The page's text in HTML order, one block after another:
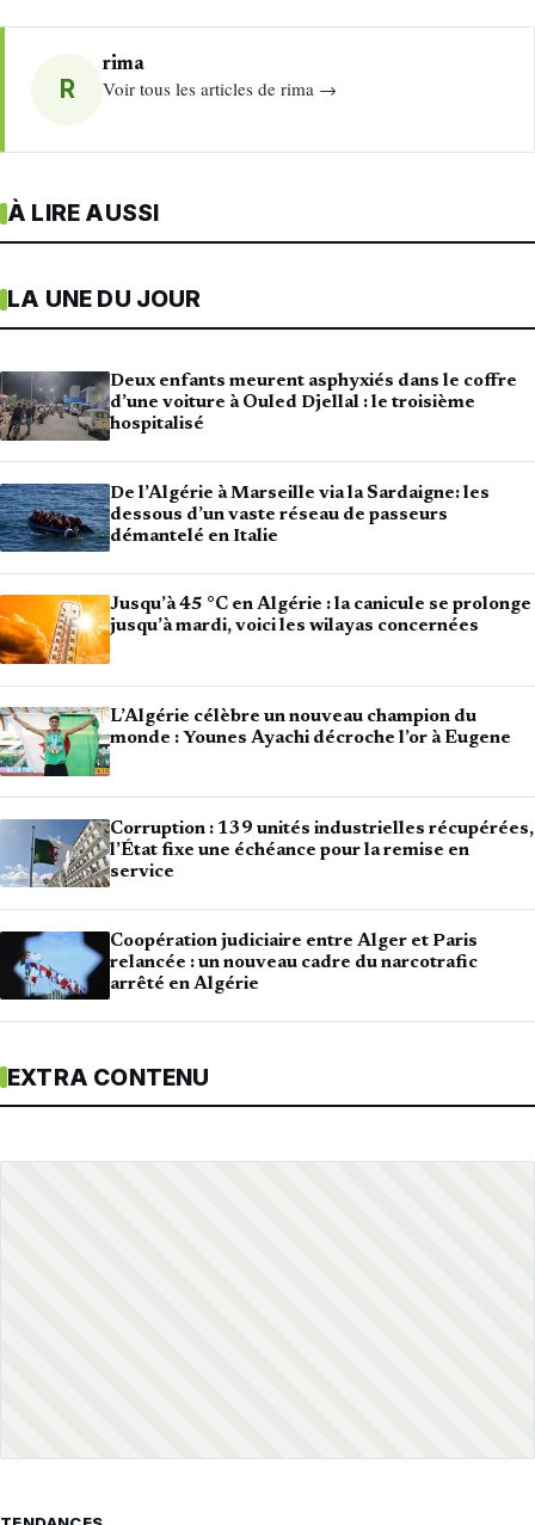
R
rima
Voir tous les articles de rima →
À LIRE AUSSI
LA UNE DU JOUR
Deux enfants meurent asphyxiés dans le coffre
d’une voiture à Ouled Djellal : le troisième
hospitalisé
De l’Algérie à Marseille via la Sardaigne: les
dessous d’un vaste réseau de passeurs
démantelé en Italie
Jusqu’à 45 °C en Algérie : la canicule se prolonge
jusqu’à mardi, voici les wilayas concernées
L’Algérie célèbre un nouveau champion du
monde : Younes Ayachi décroche l’or à Eugene
Corruption : 139 unités industrielles récupérées,
l’État fixe une échéance pour la remise en
service
Coopération judiciaire entre Alger et Paris
relancée : un nouveau cadre du narcotrafic
arrêté en Algérie
EXTRA CONTENU